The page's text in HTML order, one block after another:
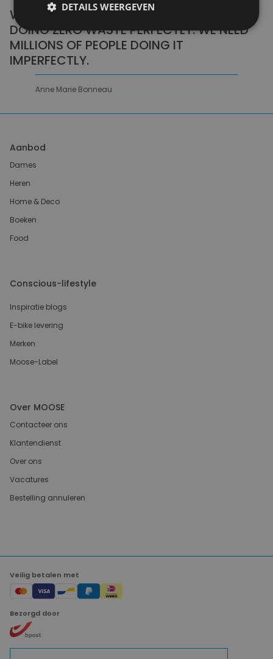
WE DON'T NEED A HANDFUL OF PEOPLE
DOING ZERO WASTE PERFECTLY. WE NEED
MILLIONS OF PEOPLE DOING IT
IMPERFECTLY.
Anne Marie Bonneau
Aanbod
Dames
Heren
Home & Deco
Boeken
Food
Conscious-lifestyle
Inspiratie blogs
E-bike levering
Merken
Moose-Label
Over MOOSE
Contacteer ons
Klantendienst
Over ons
Vacatures
Bestelling annuleren
Veilig betalen met
Bezorgd door
DETAILS WEERGEVEN